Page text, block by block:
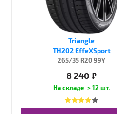
Triangle
TH202 EffeXSport
265/35 R20 99Y
8 240 руб.
> 12 шт.